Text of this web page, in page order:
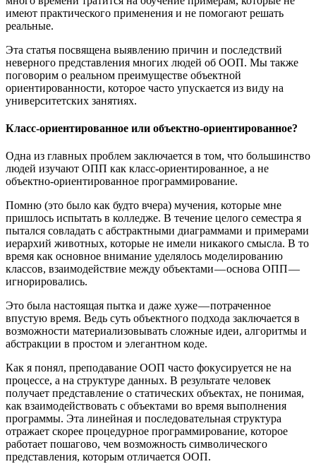
имеют практического применения и не помогают решать
реальные.
Эта статья посвящена выявлению причин и последствий
неверного представления многих людей об ООП. Мы также
поговорим о реальном преимуществе объектной
ориентированности, которое часто упускается из виду на
университетских занятиях.
Класс-ориентированное или объектно-ориентированное?
Одна из главных проблем заключается в том, что большинство
людей изучают ОПП как класс-ориентированное, а не
объектно-ориентированное программирование.
Помню (это было как будто вчера) мучения, которые мне
пришлось испытать в колледже. В течение целого семестра я
пытался совладать с абстрактными диаграммами и примерами
иерархий животных, которые не имели никакого смысла. В то
время как основное внимание уделялось моделированию
классов, взаимодействие между объектами — основа ОПП —
игнорировались.
Это была настоящая пытка и даже хуже — потраченное
впустую время. Ведь суть объектного подхода заключается в
возможности материализовывать сложные идеи, алгоритмы и
абстракции в простом и элегантном коде.
Как я понял, преподавание ООП часто фокусируется не на
процессе, а на структуре данных. В результате человек
получает представление о статических объектах, не понимая,
как взаимодействовать с объектами во время выполнения
программы. Эта линейная и последовательная структура
отражает скорее процедурное программирование, которое
работает пошагово, чем возможность символического
представления, которым отличается ООП.